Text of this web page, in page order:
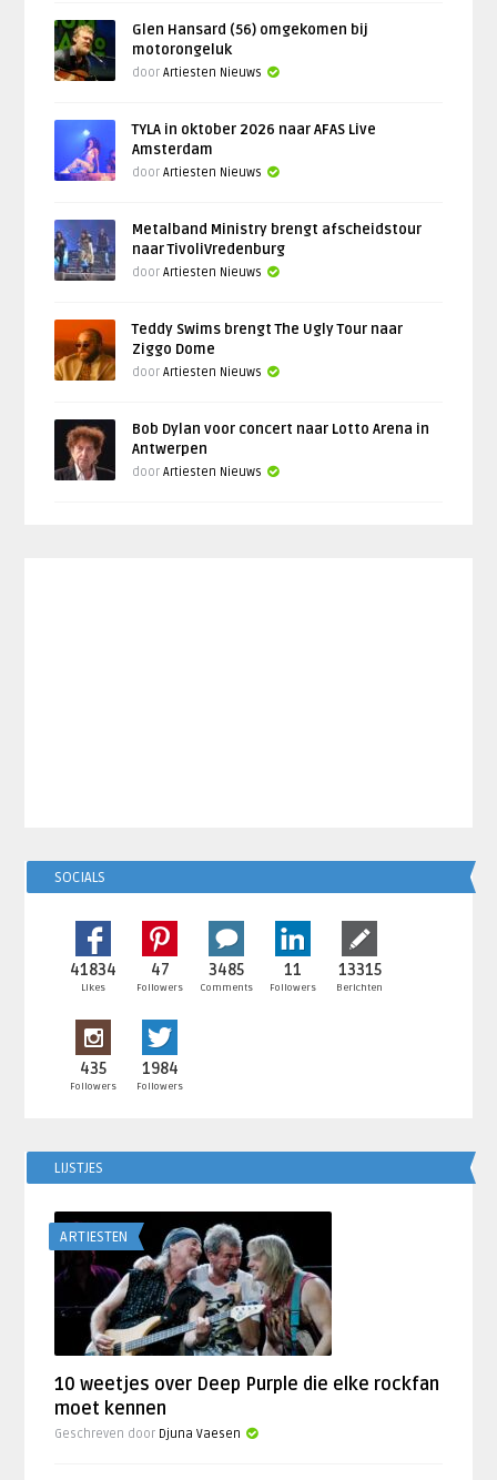
Glen Hansard (56) omgekomen bij
motorongeluk
doorArtiesten Nieuws
TYLA in oktober 2026 naar AFAS Live
Amsterdam
doorArtiesten Nieuws
Metalband Ministry brengt afscheidstour
naar TivoliVredenburg
doorArtiesten Nieuws
Teddy Swims brengt The Ugly Tour naar
Ziggo Dome
doorArtiesten Nieuws
Bob Dylan voor concert naar Lotto Arena in
Antwerpen
doorArtiesten Nieuws
SOCIALS
41834
Likes
47
Followers
3485
Comments
11
Followers
13315
Berichten
435
Followers
1984
Followers
LIJSTJES
ARTIESTEN
10 weetjes over Deep Purple die elke rockfan
moet kennen
Geschreven door Djuna Vaesen